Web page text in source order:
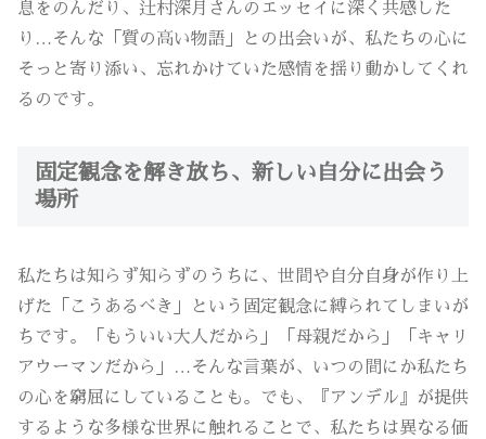
息をのんだり、辻村深月さんのエッセイに深く共感した
り…そんな「質の高い物語」との出会いが、私たちの心に
そっと寄り添い、忘れかけていた感情を揺り動かしてくれ
るのです。
固定観念を解き放ち、新しい自分に出会う
場所
私たちは知らず知らずのうちに、世間や自分自身が作り上
げた「こうあるべき」という固定観念に縛られてしまいが
ちです。「もういい大人だから」「母親だから」「キャリ
アウーマンだから」…そんな言葉が、いつの間にか私たち
の心を窮屈にしていることも。でも、『アンデル』が提供
するような多様な世界に触れることで、私たちは異なる価